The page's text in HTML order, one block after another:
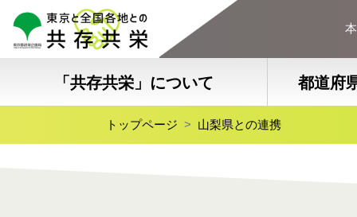
「共存共栄」について 都道府
トップページ 山梨県との連携